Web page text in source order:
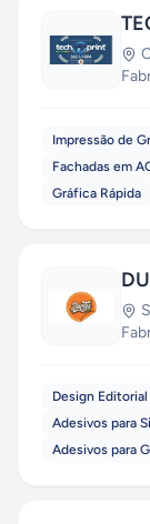
Impressão de
Fachadas em
Gráfica Rápida
Design Editorial
Adesivos para
Adesivos para